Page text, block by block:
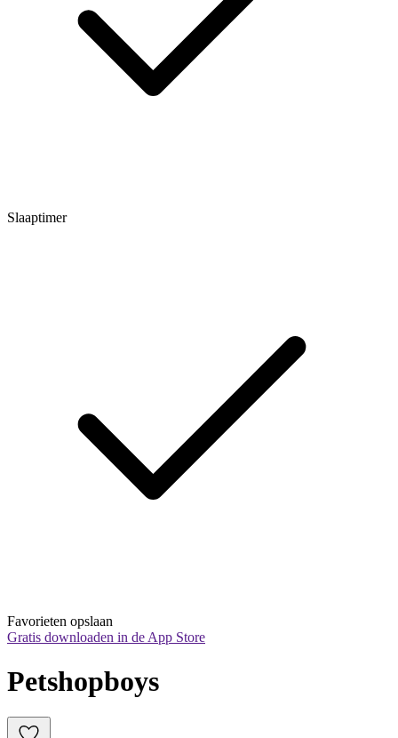
Slaaptimer
Favorieten opslaan
Gratis downloaden in de App Store
Petshopboys